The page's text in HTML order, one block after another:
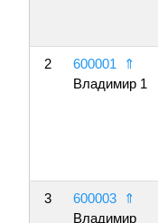
2 600001
⇑
Владимир 1
3 600003
⇑
Владимир